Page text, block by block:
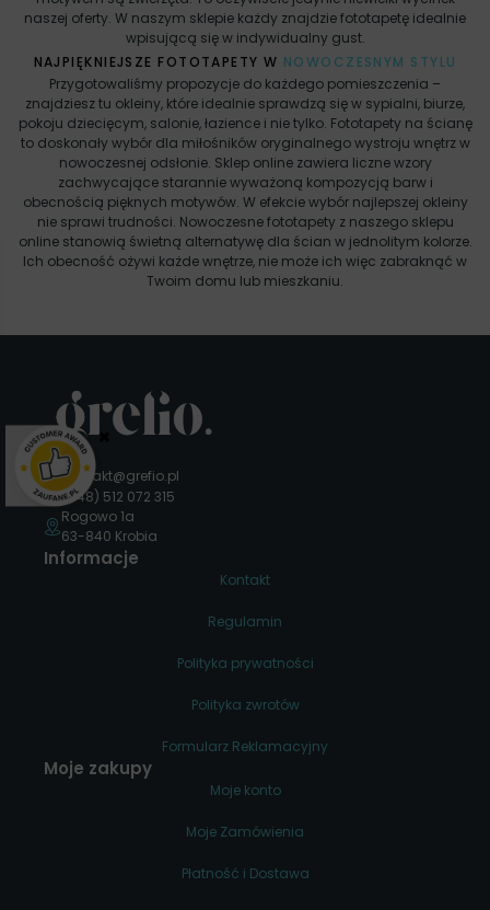
naszej oferty. W naszym sklepie każdy znajdzie fototapetę idealnie
wpisującą się w indywidualny gust.
NAJPIĘKNIEJSZE FOTOTAPETY W NOWOCZESNYM STYLU
Przygotowaliśmy propozycje do każdego pomieszczenia –
znajdziesz tu okleiny, które idealnie sprawdzą się w sypialni, biurze,
pokoju dziecięcym, salonie, łazience i nie tylko. Fototapety na ścianę
to doskonały wybór dla miłośników oryginalnego wystroju wnętrz w
nowoczesnej odsłonie. Sklep online zawiera liczne wzory
zachwycające starannie wyważoną kompozycją barw i
obecnością pięknych motywów. W efekcie wybór najlepszej okleiny
nie sprawi trudności. Nowoczesne fototapety z naszego sklepu
online stanowią świetną alternatywę dla ścian w jednolitym kolorze.
Ich obecność ożywi każde wnętrze, nie może ich więc zabraknąć w
Twoim domu lub mieszkaniu.
kontakt@grefio.pl
(+48) 512 072 315
Rogowo 1a
63-840 Krobia
Informacje
Kontakt
Regulamin
Polityka prywatności
Polityka zwrotów
Formularz Reklamacyjny
Moje zakupy
Moje konto
Moje Zamówienia
Płatność i Dostawa
×